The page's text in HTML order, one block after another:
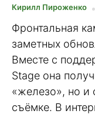
Кирилл Пироженко
Фронтальная
заметных
Вместе с
Stage она
«железо», но и
съёмке. В